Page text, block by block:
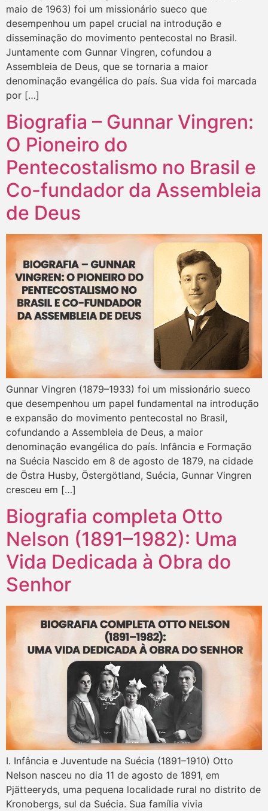
maio de 1963) foi um missionário sueco que
desempenhou um papel crucial na introdução e
disseminação do movimento pentecostal no Brasil.
Juntamente com Gunnar Vingren, cofundou a
Assembleia de Deus, que se tornaria a maior
denominação evangélica do país. Sua vida foi marcada
por […]
Biografia – Gunnar Vingren:
O Pioneiro do
Pentecostalismo no Brasil e
Co-fundador da Assembleia
de Deus
Gunnar Vingren (1879–1933) foi um missionário sueco
que desempenhou um papel fundamental na introdução
e expansão do movimento pentecostal no Brasil,
cofundando a Assembleia de Deus, a maior
denominação evangélica do país. Infância e Formação
na Suécia Nascido em 8 de agosto de 1879, na cidade
de Östra Husby, Östergötland, Suécia, Gunnar Vingren
cresceu em […]
Biografia completa Otto
Nelson (1891–1982): Uma
Vida Dedicada à Obra do
Senhor
I. Infância e Juventude na Suécia (1891–1910) Otto
Nelson nasceu no dia 11 de agosto de 1891, em
Pjätteeryds, uma pequena localidade rural no distrito de
Kronobergs, sul da Suécia. Sua família vivia